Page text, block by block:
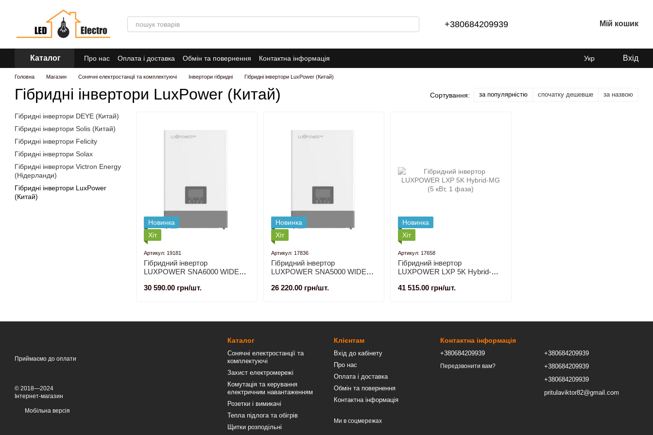
+380684209939 Мій кошик
Каталог Про нас Оплата і доставка Обмін та повернення Контактна інформація Укр Вхід
Головна Магазин Сонячні електростанції та комплектуючі Інвертори гібридні Гібридні інвертори LuxPower (Китай)
Гібридні інвертори LuxPower (Китай) Сортування: за популярністю спочатку дешевше за назвою
Новинка
Хіт
Артикул: 19181
Гібридний інвертор
LUXPOWER SNA6000 WIDE
30 590.00 грн/шт.
Новинка
Хіт
Артикул: 17836
Гібридний інвертор
LUXPOWER SNA5000 WIDE
26 220.00 грн/шт.
Новинка
Хіт
Артикул: 17658
Гібридний інвертор
LUXPOWER LXP 5K Hybrid-MG
41 515.00 грн/шт.
Гібридні інвертори DEYE (Китай)
Гібридні інвертори Solis (Китай)
Гібридні інвертори Felicity
Гібридні інвертори Solax
Гібридні інвертори Victron Energy
(Нідерланди)
Гібридні інвертори LuxPower
(Китай)
Приймаємо до оплати
© 2018—2024
Інтернет-магазин
Мобільна версія
Каталог
Сонячні електростанції та
комплектуючі
Захист електромережі
Комутація та керування
електричним навантаженням
Розетки і вимикачі
Тепла підлога та обігрів
Щитки розподільні
Клієнтам
Вхід до кабінету
Про нас
Оплата і доставка
Обмін та повернення
Контактна інформація
Ми в соцмережах
Контактна інформація
+380684209939
Передзвонити вам?
+380684209939
+380684209939
+380684209939
pritulaviktor82@gmail.com